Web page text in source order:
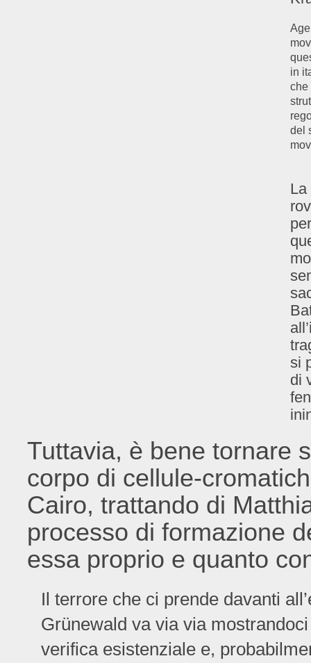
in
che
del
La
si
di
Tuttavia, è bene tornare
corpo di cellule-
Cairo, trattando di
processo di formazione
essa proprio e quanto
Il terrore che ci prende davanti
Grünewald va via via
verifica esistenziale e,